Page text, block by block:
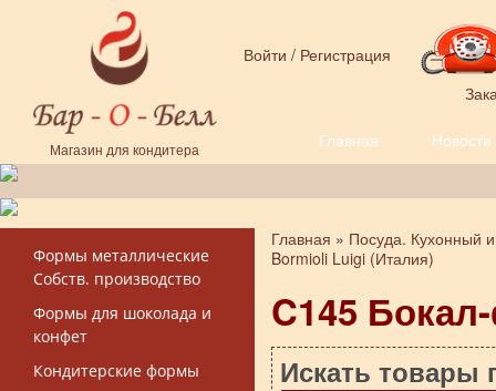
Перейти к основному содержанию
Магазин для кондитера
Войти / Регистрация
Главная Новости
Форма поиска
Формы металлические
Собств. производство
Формы для шоколада и
конфет
Кондитерские формы
Вы здесь
Главная » Посуда. Кухонный
Bormioli Luigi (Италия)
C145
Искать товары